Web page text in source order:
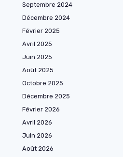
Septembre 2024
Décembre 2024
Février 2025
Avril 2025
Juin 2025
Août 2025
Octobre 2025
Décembre 2025
Février 2026
Avril 2026
Juin 2026
Août 2026